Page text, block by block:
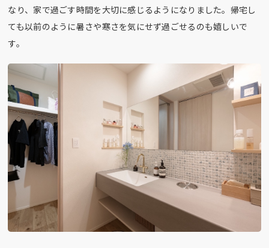
なり、家で過ごす時間を大切に感じるようになりました。帰宅し
ても以前のように暑さや寒さを気にせず過ごせるのも嬉しいで
す。